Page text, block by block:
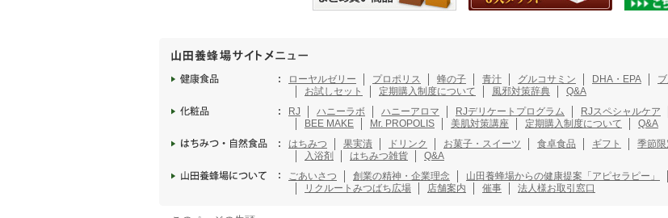
ローヤルゼリー プロポリス 蜂の子 青汁 グルコサミン DHA・EPA
お試しセット
定期購入制度について 風邪対策辞典
Q&A
RJ
ハニーラボ ハニーアロマ RJデリケートプログラム RJスペシャルケア
BEE MAKE
Mr. PROPOLIS 美肌対策講座 定期購入制度について
Q&A
はちみつ
果実漬 ドリンク お菓子・スイーツ 食卓食品 ギフト 季節
入浴剤
はちみつ雑貨
Q&A
ごあいさつ
創業の精神・企業理念 山田養蜂場からの健康提案「アピセラピー」
リクルート みつばち広場 店舗案内 催事 法人様お取引窓口